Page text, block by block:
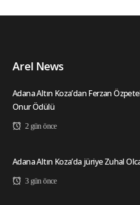
Arel News
Adana Altın Koza’dan Ferzan
Onur Ödülü
2 gün önce
Adana Altın Koza’da jüriye Zuhal
3 gün önce